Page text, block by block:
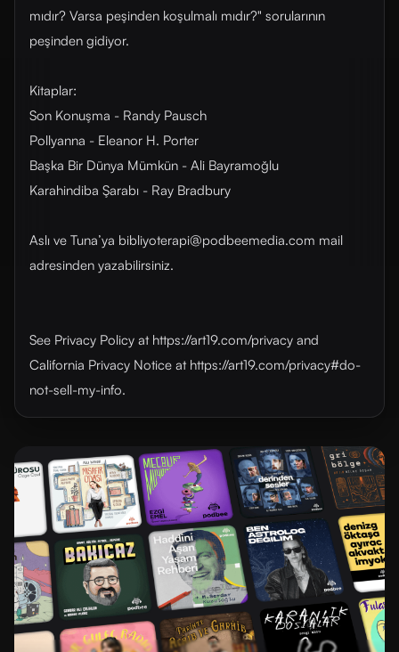
mıdır? Varsa peşinden koşulmalı mıdır?" sorularının
peşinden gidiyor.
Kitaplar:
Son Konuşma - Randy Pausch
Pollyanna - Eleanor H. Porter
Başka Bir Dünya Mümkün - Ali Bayramoğlu
Karahindiba Şarabı - Ray Bradbury
Aslı ve Tuna’ya bibliyoterapi@podbeemedia.com mail
adresinden yazabilirsiniz.
See Privacy Policy at https://art19.com/privacy and
California Privacy Notice at https://art19.com/privacy#do-
not-sell-my-info.